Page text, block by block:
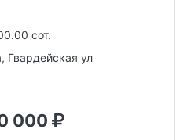
сот.
Гвардейская ул
000